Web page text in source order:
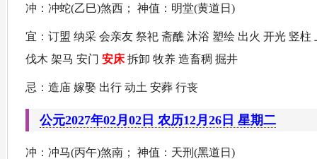
冲：冲蛇(乙巳)煞西； 神值：明堂(黄道日)
宜：订盟 纳采 会亲友 祭祀 斋醮 沐浴 塑绘 出火 开光 竖柱
伐木 架马 安门 安床拆卸 牧养 造畜稠 掘井
忌：造庙 嫁娶 出行 动土 安葬 行丧
公元2027年02月02日 农历12月26日 星期二
冲：冲马(丙午)煞南； 神值：天刑(黑道日)